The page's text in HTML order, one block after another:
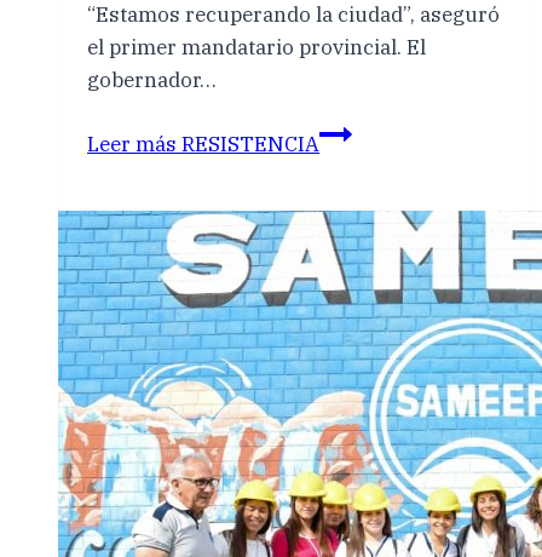
“Estamos recuperando la ciudad”, aseguró
el primer mandatario provincial. El
gobernador…
Leer más RESISTENCIA